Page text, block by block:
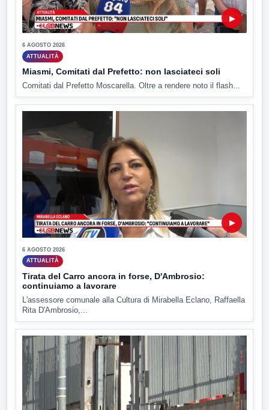
▶
6 AGOSTO 2026
ATTUALITÀ
Miasmi, Comitati dal Prefetto: non lasciateci soli
Comitati dal Prefetto Moscarella. Oltre a rendere noto il flash...
▶
6 AGOSTO 2026
ATTUALITÀ
Tirata del Carro ancora in forse, D'Ambrosio:
continuiamo a lavorare
L'assessore comunale alla Cultura di Mirabella Eclano, Raffaella
Rita D'Ambrosio,...